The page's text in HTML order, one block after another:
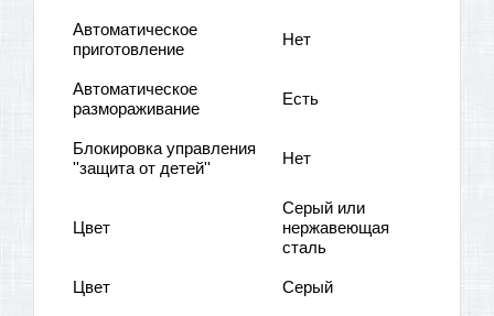
Автоматическое
приготовление
Нет
Автоматическое
размораживание
Есть
Блокировка управления
''защита от детей''
Нет
Цвет
Cерый или
нержавеющая
сталь
Цвет Серый